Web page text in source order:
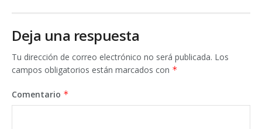
Deja una respuesta
Tu dirección de correo electrónico no será publicada. Los
campos obligatorios están marcados con *
Comentario *